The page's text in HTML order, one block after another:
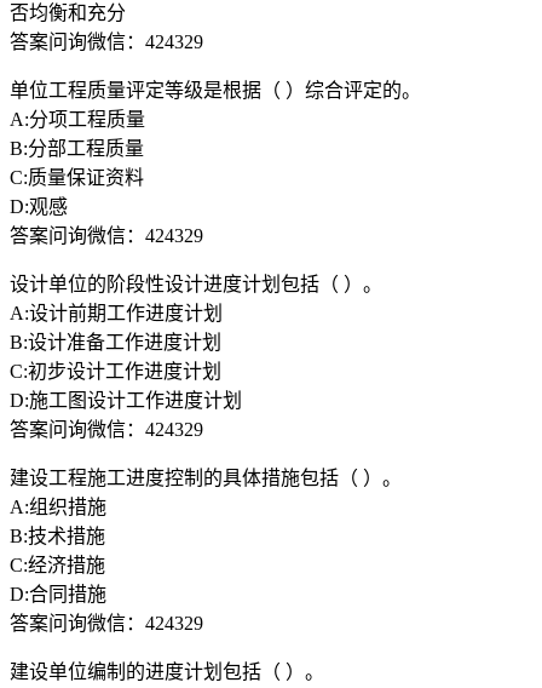
否均衡和充分
答案问询微信：424329
单位工程质量评定等级是根据（ ）综合评定的。
A:分项工程质量
B:分部工程质量
C:质量保证资料
D:观感
答案问询微信：424329
设计单位的阶段性设计进度计划包括（ ）。
A:设计前期工作进度计划
B:设计准备工作进度计划
C:初步设计工作进度计划
D:施工图设计工作进度计划
答案问询微信：424329
建设工程施工进度控制的具体措施包括（ ）。
A:组织措施
B:技术措施
C:经济措施
D:合同措施
答案问询微信：424329
建设单位编制的进度计划包括（ ）。